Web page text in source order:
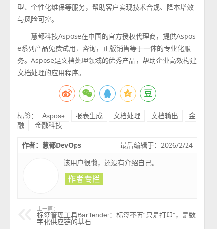
型、个性化维保等服务，帮助客户实现技术合规、降本增效
与风险可控。
慧都科技Aspose在中国的官方授权代理商，提供Aspos
e系列产品免费试用，咨询，正版销售等于一体的专业化服
务。Aspose是文档处理领域的优秀产品，帮助企业高效构建
文档处理的应用程序。
标签： Aspose 报表生成 文档处理 文档输出
金
融
金融科技
最后编辑于：2026/2/24
作者：慧都DevOps
该用户很懒，还没有介绍自己。
上一篇：
标签管理工具BarTender：标签不再“只是打印”，是数
字化供应链的基石